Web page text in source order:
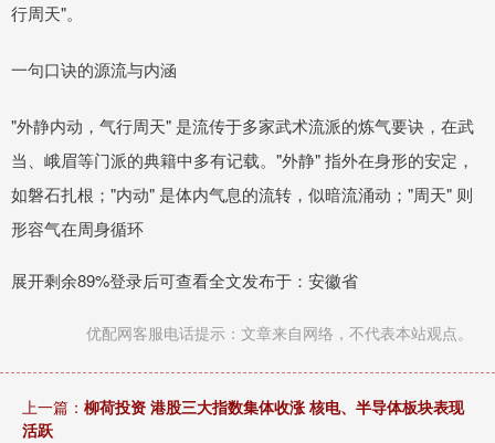
行周天"。
一句口诀的源流与内涵
"外静内动，气行周天" 是流传于多家武术流派的炼气要诀，在武
当、峨眉等门派的典籍中多有记载。"外静" 指外在身形的安定，
如磐石扎根；"内动" 是体内气息的流转，似暗流涌动；"周天" 则
形容气在周身循环
展开剩余89%登录后可查看全文发布于：安徽省
优配网客服电话提示：文章来自网络，不代表本站观点。
上一篇： 柳荷投资 港股三大指数集体收涨 核电、半导体板块表现
活跃